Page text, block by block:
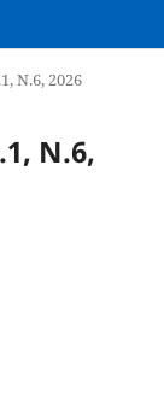
N.6, 2026
N.6,